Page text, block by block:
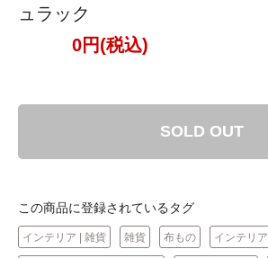
ュラック
0円(税込)
SOLD OUT
この商品に登録されているタグ
インテリア | 雑貨 雑貨 布もの インテリア